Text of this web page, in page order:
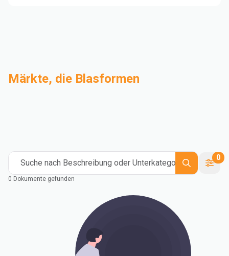
Märkte, die Blasformen
Suche nach Beschreibung oder Unterkategorie
0
0 Dokumente gefunden